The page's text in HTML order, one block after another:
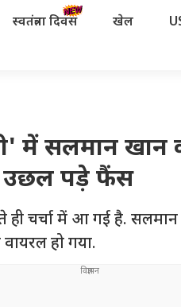
स्वतंत्रता दिवस खेल
में सलमान खान
उछल पड़े फैंस
ही चर्चा में आ गई है.
हो गया.